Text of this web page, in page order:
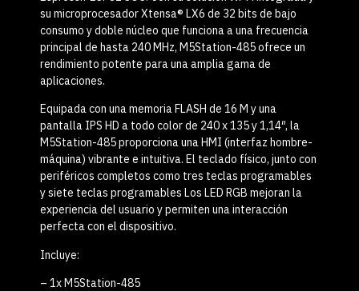
su microprocesador Xtensa® LX6 de 32 bits de bajo
consumo y doble núcleo que funciona a una frecuencia
principal de hasta 240 MHz, M5Station-485 ofrece un
rendimiento potente para una amplia gama de
aplicaciones.
Equipada con una memoria FLASH de 16 M y una
pantalla IPS HD a todo color de 240 x 135 y 1,14″, la
M5Station-485 proporciona una HMI (interfaz hombre-
máquina) vibrante e intuitiva. El teclado físico, junto con
periféricos completos como tres teclas programables
y siete teclas programables Los LED RGB mejoran la
experiencia del usuario y permiten una interacción
perfecta con el dispositivo.
Incluye:
– 1x M5Station-485